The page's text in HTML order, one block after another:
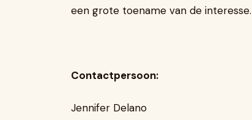
een grote toename van de interesse.
Contactpersoon:
Jennifer Delano